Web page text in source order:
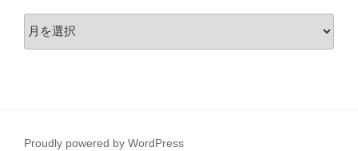
ー
Proudly powered by WordPress